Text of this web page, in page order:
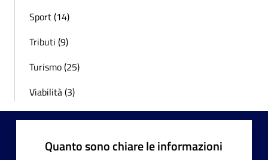
Sport (14)
Tributi (9)
Turismo (25)
Viabilità (3)
Quanto sono chiare le informazioni